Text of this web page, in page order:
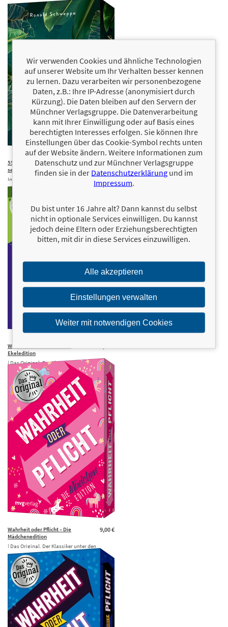
8,00 €
55 Impulse für die Reise zu mir
selbst
Inspirierende Fragen und Übungen zur
Selbstreflexion. Das Kartendeck für mehr
Wahrheit oder Pflicht – Die
Ekeledition
| Das Original. Der Klassiker unter den
Partyspielen. Das perfekte Geschenk für
Geburtstag, Weihnachten und …
9,00 €
Wahrheit oder Pflicht – Die
Mädchenedition
| Das Original. Der Klassiker unter den
Partyspielen. Das perfekte Geschenk für
Geburtstag, Weihnachten und …
Wir verwenden Cookies und ähnliche Technologien
auf unserer Website um Ihr Verhalten besser kennen
zu lernen. Dazu verarbeiten wir personenbezogene
Daten, z.B.: Ihre IP-Adresse (anonymisiert durch
Kürzung). Die Daten bleiben auf den Servern der
Münchner Verlagsgruppe. Die Datenverarbeitung
kann mit Ihrer Einwilligung oder auf Basis eines
berechtigten Interesses erfolgen. Sie können Ihre
Einstellungen über das Cookie-Symbol rechts unten
auf der Website ändern. Weitere Informationen zum
Datenschutz und zur Münchner Verlagsgruppe
finden sie in der Datenschutzerklärung und im
Impressum.
Du bist unter 16 Jahre alt? Dann kannst du selbst
nicht in optionale Services einwilligen. Du kannst
jedoch deine Eltern oder Erziehungsberechtigten
bitten, mit dir in diese Services einzuwilligen.
Alle akzeptieren
Einstellungen verwalten
Weiter mit notwendigen Cookies